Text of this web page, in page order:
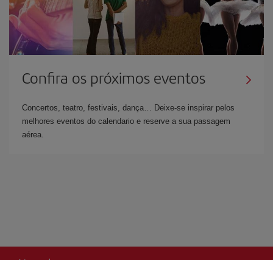
Confira os próximos eventos
Concertos, teatro, festivais, dança… Deixe-se inspirar pelos
melhores eventos do calendario e reserve a sua passagem
aérea.